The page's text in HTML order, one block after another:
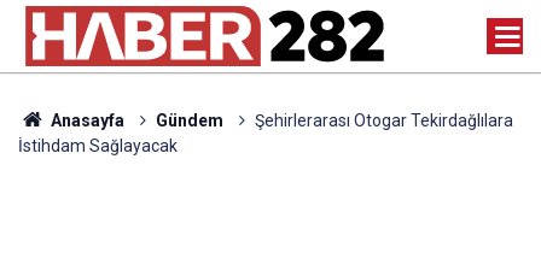
Anasayfa Gündem
Şehirlerarası Otogar Tekirdağlılara
İstihdam Sağlayacak